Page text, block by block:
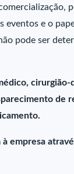
eventos e o
pode ser
cirurgião-
de
à empresa